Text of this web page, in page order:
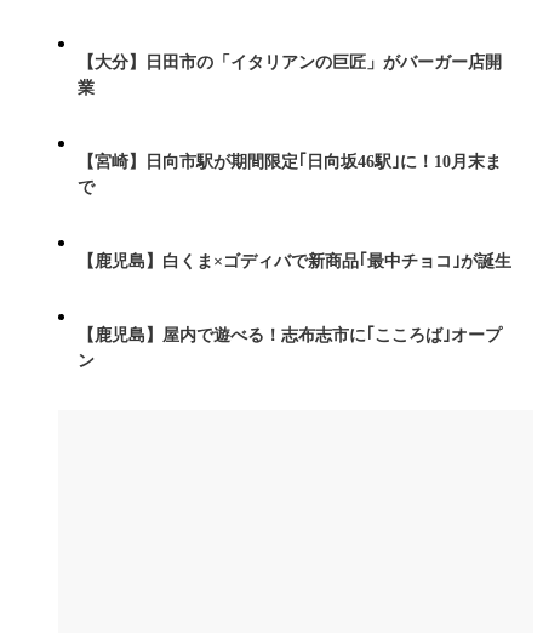
【大分】日田市の「イタリアンの巨匠」がバーガー店開
業
【宮崎】日向市駅が期間限定｢日向坂46駅｣に！10月末ま
で
【鹿児島】白くま×ゴディバで新商品｢最中チョコ｣が誕生
【鹿児島】屋内で遊べる！志布志市に｢こころば｣オープ
ン